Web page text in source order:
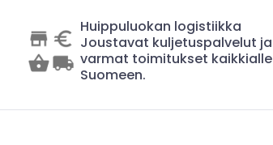
Huippuluokan logistiikka
Joustavat kuljetuspalvelut ja
varmat toimitukset kaikkialle
Suomeen.